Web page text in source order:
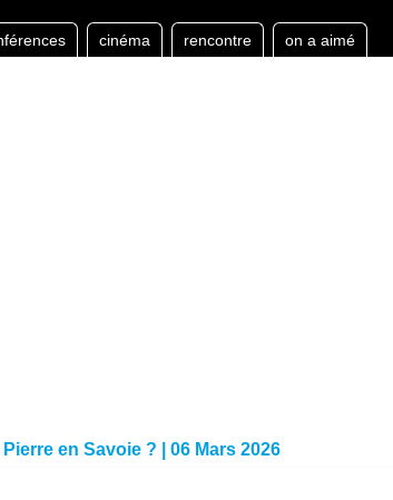
cinéma rencontre on a aimé
en Savoie ? | 06 Mars 2026